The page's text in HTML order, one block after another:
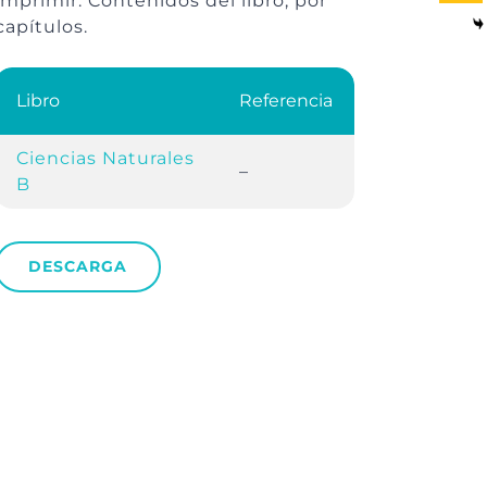
Libro Referencia
Ciencias Naturales
B
–
DESCARGA